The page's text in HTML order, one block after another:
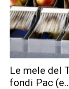
Le mele del
fondi Pac